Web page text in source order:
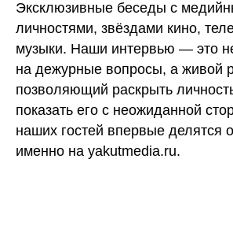
Эксклюзивные беседы с
личностями, звёздами кино,
музыки. Наши интервью — это
на дежурные вопросы, а живой
позволяющий раскрыть
показать его с неожиданной
наших гостей впервые делятся
именно на yakutmedia.ru.